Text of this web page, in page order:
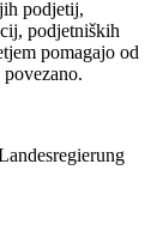
podjetij,
podjetniških
pomagajo od